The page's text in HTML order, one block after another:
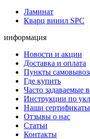
Ламинат
Кварц винил SPC
информация
Новости и акции
Доставка и оплата
Пункты
Где купить
Часто задаваемые
Инструкции по
Наши сертификаты
Отзывы о нас
Статьи
Контакты